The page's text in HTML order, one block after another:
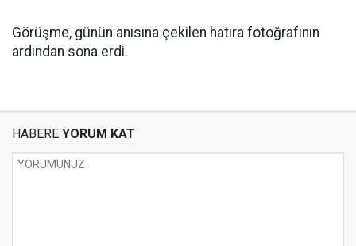
Görüşme, günün anısına çekilen hatıra fotoğrafının
ardından sona erdi.
HABERE YORUM KAT